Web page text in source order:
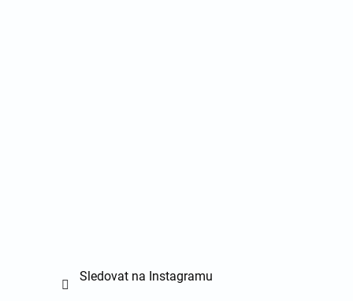
Sledovat na Instagramu